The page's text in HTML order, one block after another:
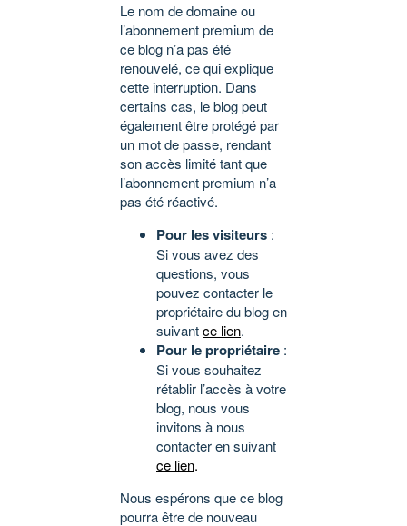
Le nom de domaine ou
l’abonnement premium de
ce blog n’a pas été
renouvelé, ce qui explique
cette interruption. Dans
certains cas, le blog peut
également être protégé par
un mot de passe, rendant
son accès limité tant que
l’abonnement premium n’a
pas été réactivé.
Pour les visiteurs :
Si vous avez des
questions, vous
pouvez contacter le
propriétaire du blog en
suivantce lien.
Pour le propriétaire :
Si vous souhaitez
rétablir l’accès à votre
blog, nous vous
invitons à nous
contacter en suivant
ce lien.
Nous espérons que ce blog
pourra être de nouveau